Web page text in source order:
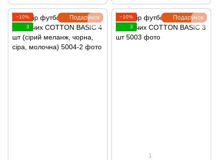
Подарунок
−10%
3
Подарунок
−10%
3
1